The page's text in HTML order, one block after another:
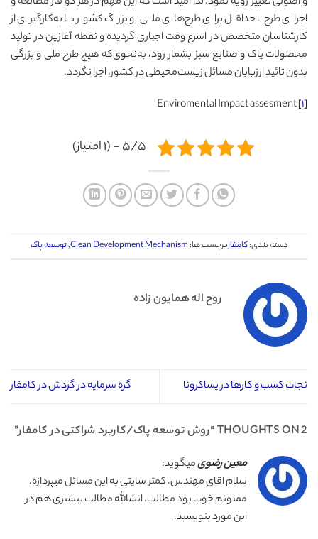
اجرای طرح، حداقل برای طرح‌های ملی و بزرگ کشور با به‌کارگیری از
کارشناسان متخصص در اسرع وقت اجباری گردیده و نقطه آغازین در تولید
محصولات پاک و صنایع سبز بشمار رود، به‌نحوی‌که هیچ طرح ملی و بزرگی
بدون تائید ارزیابان مسائل زیست‌محیطی در کشور، اجرا نگردد.
[۱]
۵/۵ - (۱ امتیاز)
دسته بندی:کامفاربرچسب ها: Clean Development Mechanism
,توسعه پاک
روح اله همایون زاده
نجات کسب و کارها در پساکرونا گره سرمایه در گردش در کامفار
2 THOUGHTS ON “ روش توسعه پاک/کاربرد شراکتی در کامفار”
معین رضویمیگوید:
سلام اقای مهندس. کمتر سایتی به این مسائل میپردازه‌.
ممنونم خوب بود مطالب. انشالله مطالب بیشتری هم در
این مورد بنویسید.